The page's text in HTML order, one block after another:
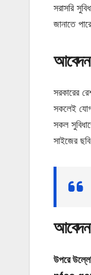
সরাসরি
জানাতে
সরকারের
সকলেই
সকল
সাইজের
উপরে